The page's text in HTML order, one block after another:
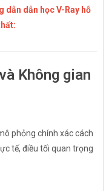
dẫn dẫn học V-Ray hỗ
Không gian
phỏng chính xác cách
tế, điều tối quan trọng